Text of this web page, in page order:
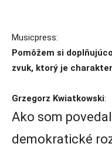
Musicpress:
Pomôžem si
zvuk, ktorý je
Grzegorz Kwiatkowski:
Ako som
demokratické